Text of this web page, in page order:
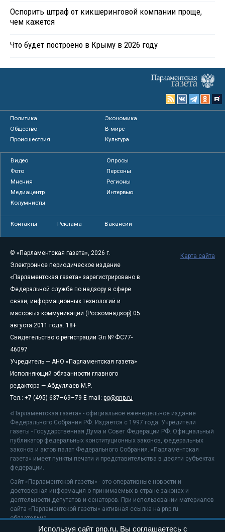
Оспорить штраф от кикшеринговой компании проще,
чем кажется
Что будет построено в Крыму в 2026 году
Политика
Экономика
Общество
В мире
Происшествия
Культура
Видео
Опросы
Фото
Персоны
Мнения
Регионы
Медиацентр
Интервью
Колумнисты
Контакты Реклама Вакансии
© «Парламентская газета», 2026 г.
Электронное периодическое издание
«Парламентская газета» зарегистрировано в
Федеральной службе по надзору в сфере
связи, информационных технологий и
массовых коммуникаций (Роскомнадзор) 05
августа 2011 года. 18+
Свидетельство о регистрации Эл № ФС77-
46097
Учредитель — АНО «Парламентская газета»
Исполняющий обязанности главного
редактора — Абдуллаев М.Р.
Тел.: +7 (495) 637–69–79 E-mail: pg@pnp.ru
«Парламентская газета» - официальное еженедельное издание
Федерального Собрания РФ. Издается с 1997 года. Учредители
газеты - Государственная Дума и Совет Федерации РФ. Официальный
публикатор федеральных конституционных законов, федеральных
законов и актов палат Федерального Собрания. «Парламентская
газета» имеет пункты печати и представительства в десяти субъектах
федерации.
Сайт «Парламентской газеты» - это оперативные новости и
достоверная информация о принимаемых в стране законах и
деятельности депутатов и сенаторов. При использовании материалов
сайта «Парламентской газеты» активная ссылка на pnp.ru
обязательна.
Карта сайта
Используя сайт pnp.ru, Вы соглашаетесь с